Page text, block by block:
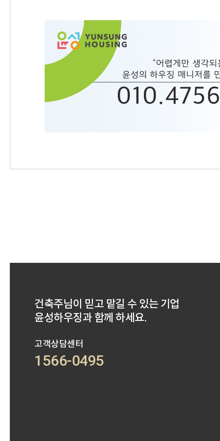
건축주님이 믿고 맡길 수 있는 기업
윤성하우징과 함께 하세요.
고객상담센터
1566-0495